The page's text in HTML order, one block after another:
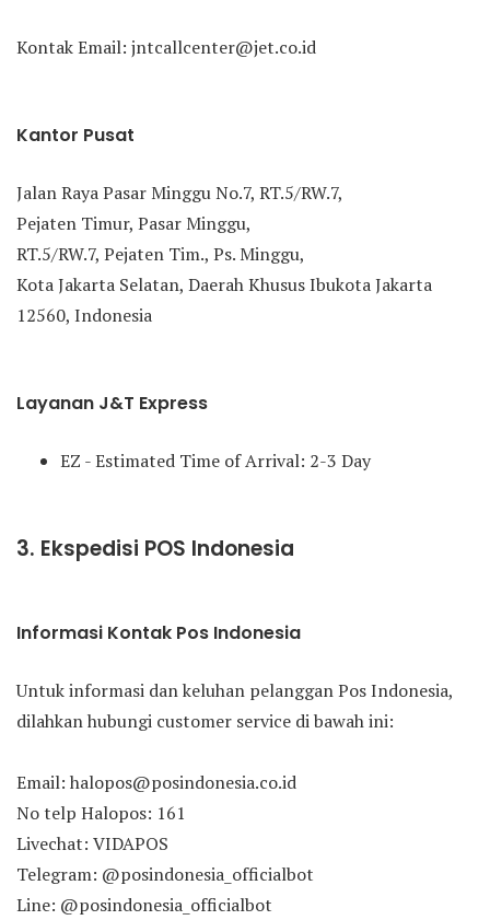
Kontak Email: jntcallcenter@jet.co.id
Kantor Pusat
Jalan Raya Pasar Minggu No.7, RT.5/RW.7,
Pejaten Timur, Pasar Minggu,
RT.5/RW.7, Pejaten Tim., Ps. Minggu,
Kota Jakarta Selatan, Daerah Khusus Ibukota Jakarta
12560, Indonesia
Layanan J&T Express
EZ - Estimated Time of Arrival: 2-3 Day
3. Ekspedisi POS Indonesia
Informasi Kontak Pos Indonesia
Untuk informasi dan keluhan pelanggan Pos Indonesia,
dilahkan hubungi customer service di bawah ini:
Email: halopos@posindonesia.co.id
No telp Halopos: 161
Livechat: VIDAPOS
Telegram: @posindonesia_officialbot
Line: @posindonesia_officialbot